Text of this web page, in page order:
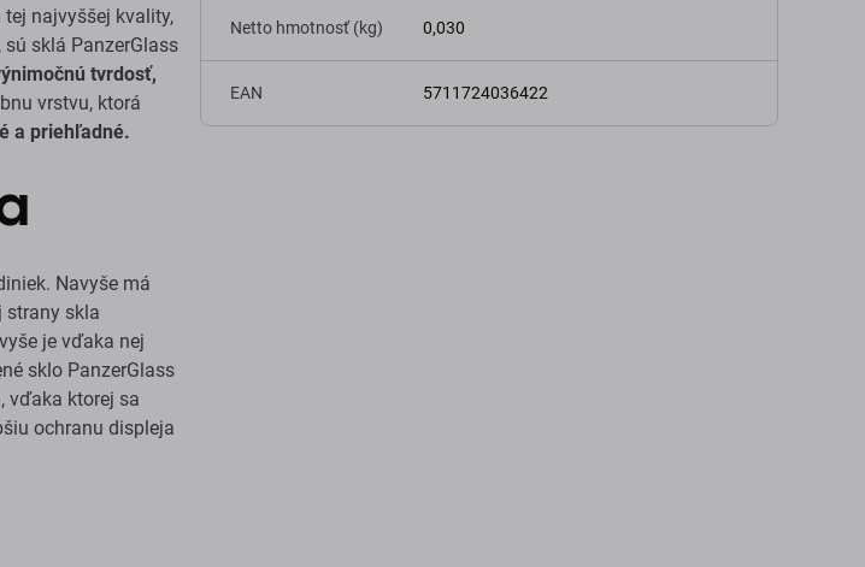
najvyššej kvality,
sklá PanzerGlass
tvrdosť,
vrstvu, ktorá
a priehľadné.
Navyše má
strany skla
je vďaka nej
sklo PanzerGlass
vďaka ktorej sa
ochranu displeja
Netto hmotnosť (kg) 0,030
EAN 5711724036422